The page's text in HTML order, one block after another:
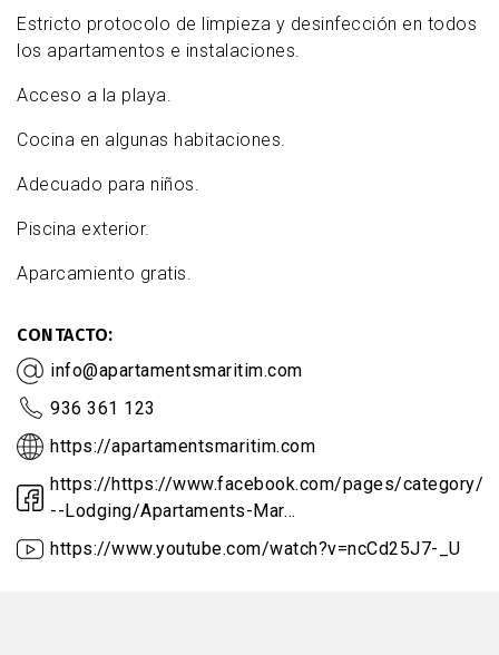
Estricto protocolo de limpieza y desinfección en todos
los apartamentos e instalaciones.
Acceso a la playa.
Cocina en algunas habitaciones.
Adecuado para niños.
Piscina exterior.
Aparcamiento gratis.
CONTACTO
info@apartamentsmaritim.com
936 361 123
https://apartamentsmaritim.com
https://https://www.facebook.com/pages/category/
--Lodging/Apartaments-Mar…
https://www.youtube.com/watch?v=ncCd25J7-_U